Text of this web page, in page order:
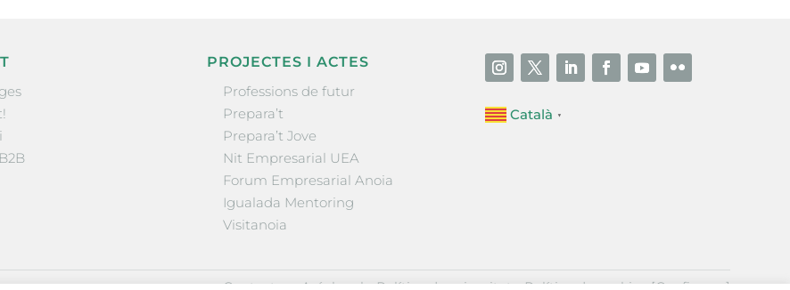
PROJECTES I ACTES
Professions de futur
Prepara’t
Prepara’t Jove
Nit Empresarial UEA
Forum Empresarial Anoia
Igualada Mentoring
Visitanoia
Català ▼
Contactar·Avís legal·Política de privacitat·Política de cookies [Configurar]